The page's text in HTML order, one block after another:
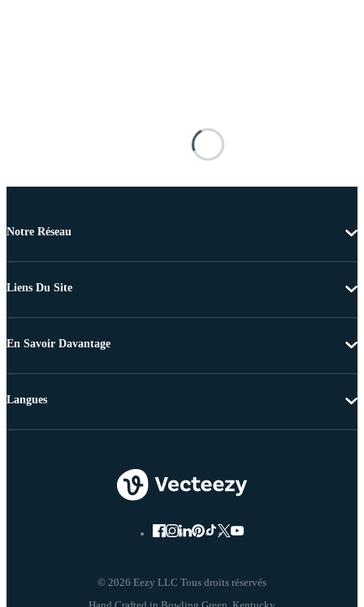
Notre Réseau
Liens Du Site
En Savoir Davantage
© 2026 Eezy LLC Tous droits réservés
Langues